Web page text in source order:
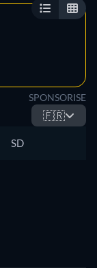
SPONSORISE
🇫🇷
SD